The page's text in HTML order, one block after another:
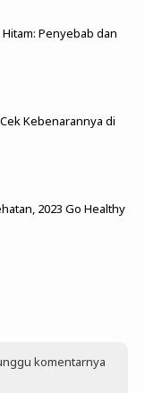
Penyebab dan
Kebenarannya di
2023 Go Healthy
komentarnya